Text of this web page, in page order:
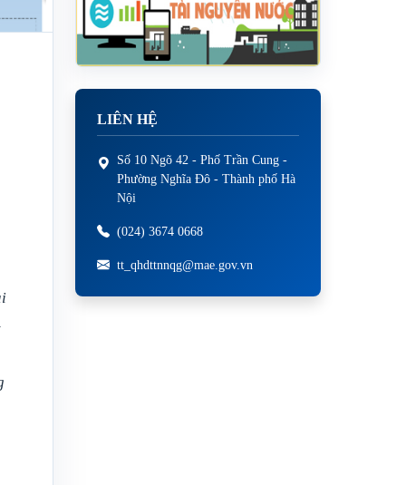
LIÊN HỆ
Số 10 Ngõ 42 - Phố Trần Cung -
Phường Nghĩa Đô - Thành phố Hà
Nội
(024) 3674 0668
tt_qhdttnnqg@mae.gov.vn